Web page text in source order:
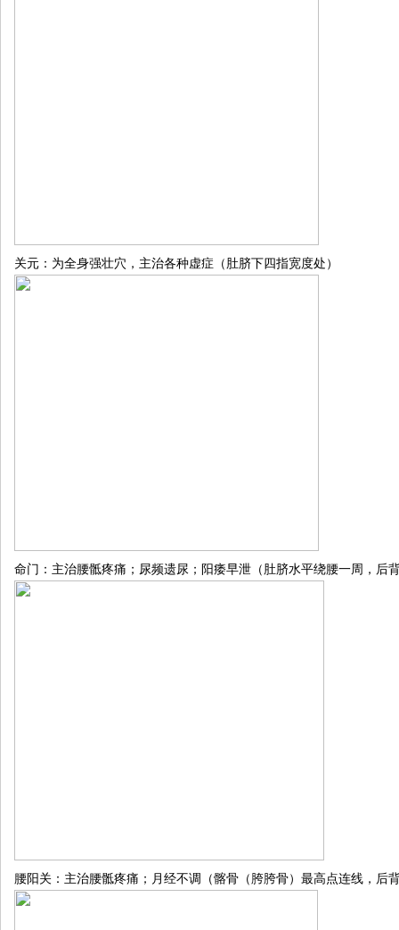
关元：为全身强壮穴，主治各种虚症（肚脐下四指宽度处）
命门：主治腰骶疼痛；尿频遗尿；阳痿早泄（肚脐水平绕腰一周，后
腰阳关：主治腰骶疼痛；月经不调（髂骨（胯胯骨）最高点连线，后